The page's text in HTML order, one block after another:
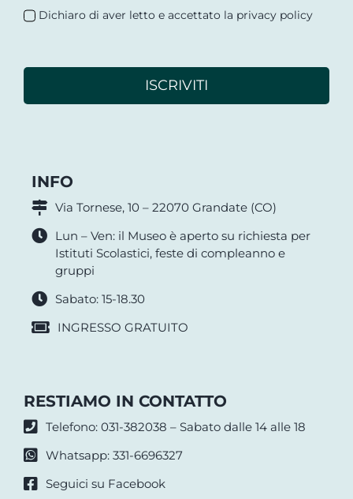
Dichiaro di aver letto e accettato la privacy policy
ISCRIVITI
INFO
Via Tornese, 10 – 22070 Grandate (CO)
Lun – Ven: il Museo è aperto su richiesta per
Istituti Scolastici, feste di compleanno e
gruppi
Sabato: 15-18.30
INGRESSO GRATUITO
RESTIAMO IN CONTATTO
Telefono: 031-382038 – Sabato dalle 14 alle 18
Whatsapp: 331-6696327
Seguici su Facebook